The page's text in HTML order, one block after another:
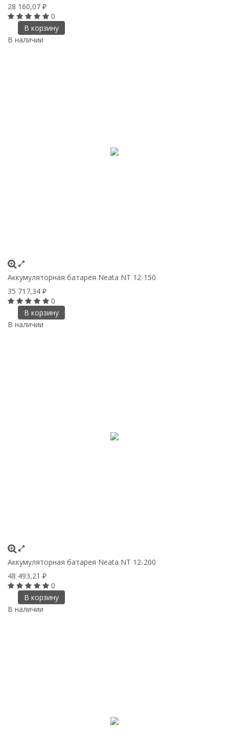
28 160,07 ₽
0
В корзину
В наличии
Аккумуляторная батарея Neata NT 12-150
35 717,34 ₽
0
В корзину
В наличии
Аккумуляторная батарея Neata NT 12-200
48 493,21 ₽
0
В корзину
В наличии